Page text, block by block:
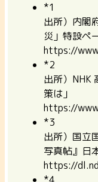
*1
出所）内閣
災」特設ペ
https://
*2
出所）NHK
策は」
https://
*3
出所）国立
写真帖』日
https://